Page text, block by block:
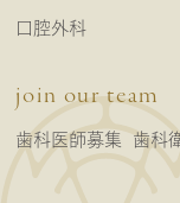
口腔外科
join our team
歯科医師募集 歯科